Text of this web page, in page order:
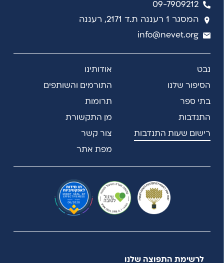
09-7909212
המסגר 1 רעננה ת.ד 2171, רעננה
info@nevet.org
נבט אודותינו
הסיפור שלנו התורמים והשותפים
בתי ספר תרומות
התנדבות מן התקשורת
רישום שעות התנדבות צור קשר
מפת אתר
לרשימת התפוצה שלנו